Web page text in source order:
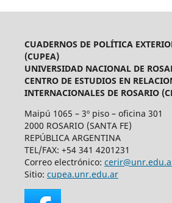
CUADERNOS DE POLÍTICA
(CUPEA)
UNIVERSIDAD NACIONAL DE
CENTRO DE ESTUDIOS EN
INTERNACIONALES DE ROSARIO
Maipú 1065 – 3º piso – oficina 301
2000 ROSARIO (SANTA FE)
REPÚBLICA ARGENTINA
TEL/FAX: +54 341 4201231
Correo electrónico:
Sitio: cupea.unr.edu.ar